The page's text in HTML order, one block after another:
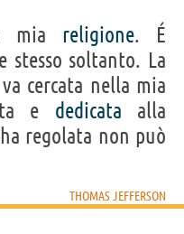
mia religione. É
stesso soltanto. La
va cercata nella mia
e dedicata alla
regolata non può
THOMAS JEFFERSON